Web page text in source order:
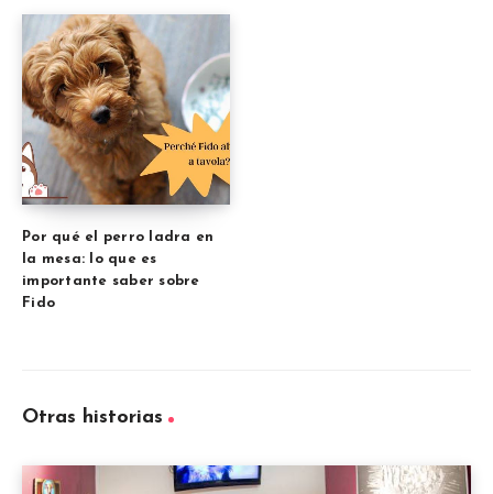
Por qué el perro ladra en
la mesa: lo que es
importante saber sobre
Fido
Otras historias